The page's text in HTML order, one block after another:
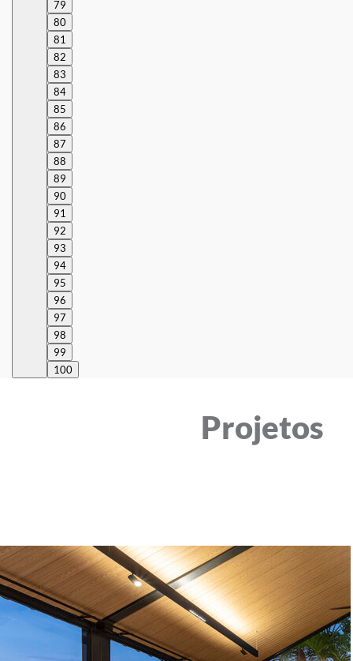
79
80
81
82
83
84
85
86
87
88
89
90
91
92
93
94
95
96
97
98
99
100
Projetos